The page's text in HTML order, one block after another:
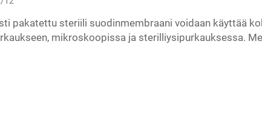
pakatettu steriili suodinmembraani voidaan käyttää
mikroskoopissa ja sterilliysipurkauksessa.